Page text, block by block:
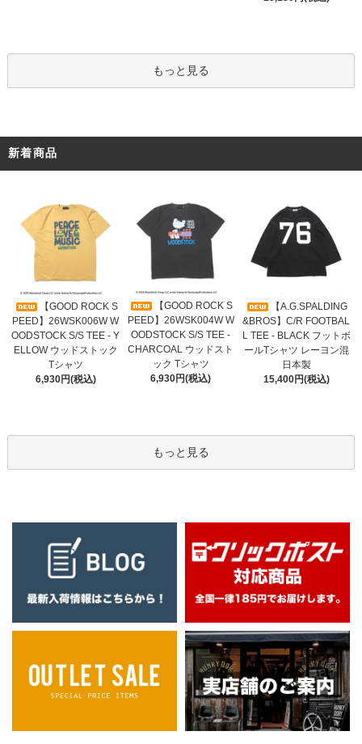
もっと見る
新着商品
【GOOD ROCK S
PEED】26WSK006W W
OODSTOCK S/S TEE - Y
ELLOW ウッドストック
Tシャツ
6,930円(税込)
【GOOD ROCK S
PEED】26WSK004W W
OODSTOCK S/S TEE -
CHARCOAL ウッドスト
ック Tシャツ
6,930円(税込)
【A.G.SPALDING
&BROS】C/R FOOTBAL
L TEE - BLACK フットボ
ールTシャツ レーヨン混
日本製
15,400円(税込)
もっと見る